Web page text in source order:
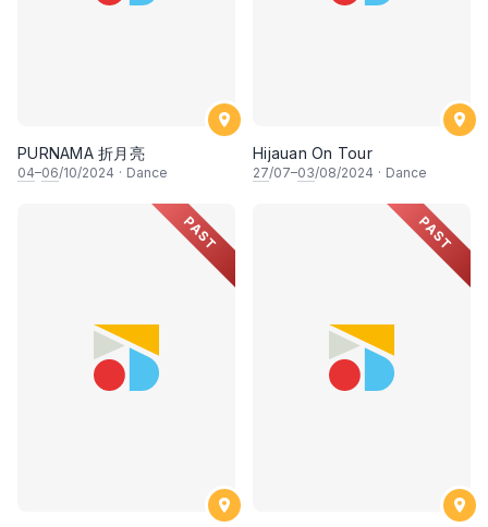
PURNAMA 折月亮
04–06/10/2024 · Dance
Hijauan On Tour
27/07–03/08/2024 · Dance
PAST PAST